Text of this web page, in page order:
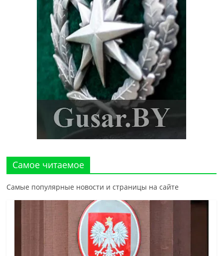
Самое читаемое
Самые популярные новости и страницы на сайте